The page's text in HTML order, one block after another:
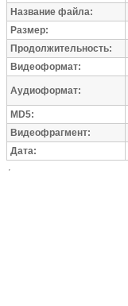
Название файла:
Размер:
Продолжительность:
Видеоформат:
Аудиоформат:
MD5:
Видеофрагмент:
Дата: